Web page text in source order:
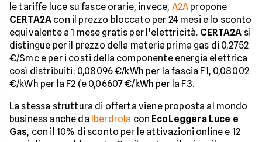
le tariffe luce su fasce orarie, invece, A2A propone
CERTA2A con il prezzo bloccato per 24 mesi e lo sconto
equivalente a 1 mese gratis per l’elettricità. CERTA2A si
distingue per il prezzo della materia prima gas di 0,2752
€/Smc e per i costi della componente energia elettrica
così distribuiti: 0,08096 €/kWh per la fascia F1, 0,08002
€/kWh per la F2 (e 0,06607 €/kWh per la F3.
La stessa struttura di offerta viene proposta al mondo
business anche da Iberdrola con EcoLeggera Luce e
Gas, con il 10% di sconto per le attivazioni online e 12